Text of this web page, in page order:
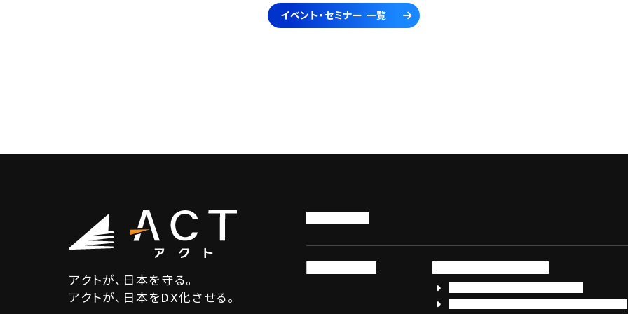
イベント・セミナー 一覧
アクトが、日本を守る。
アクトが、日本をDX化させる。